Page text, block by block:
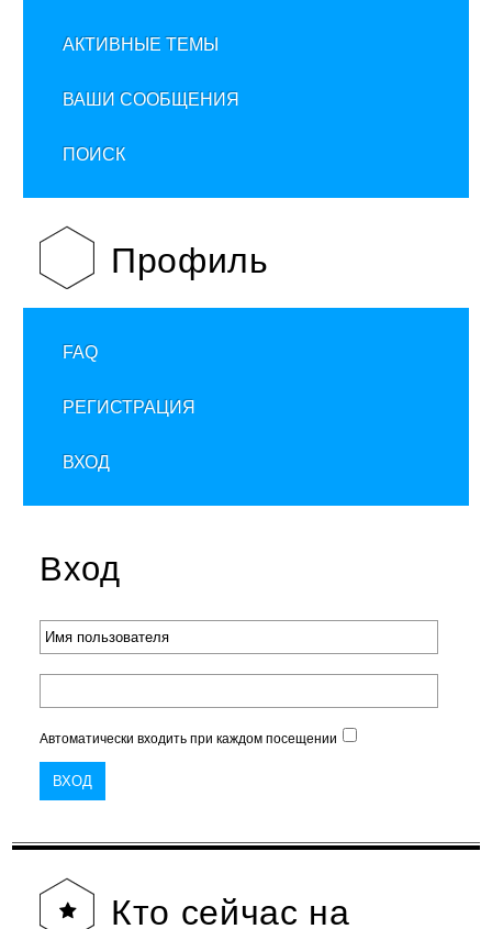
АКТИВНЫЕ ТЕМЫ
ВАШИ СООБЩЕНИЯ
ПОИСК
Профиль
FAQ
РЕГИСТРАЦИЯ
ВХОД
Вход
Автоматически входить при каждом посещении
Кто сейчас на